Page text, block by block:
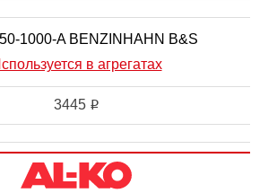
1000-A BENZINHAHN B&S
в агрегатах
3445 i